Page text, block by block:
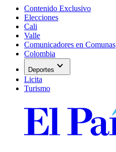
Contenido Exclusivo
Elecciones
Cali
Valle
Comunicadores en Comunas
Colombia
Deportes expand_more
Licita
Turismo